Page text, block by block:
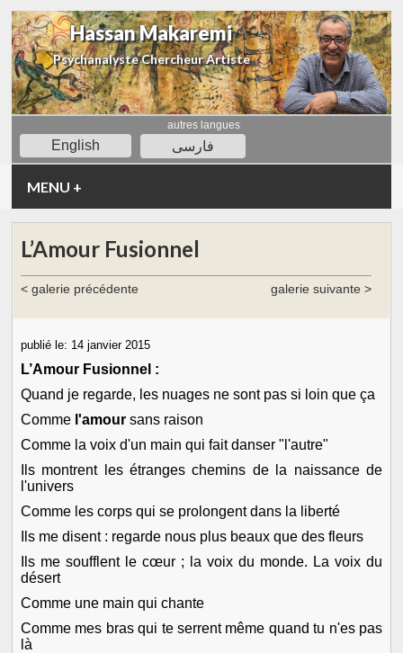
Hassan Makaremi
Psychanalyste Chercheur Artiste
autres langues
English فارسی
MENU +
L’Amour Fusionnel
< galerie précédente galerie suivante >
publié le: 14 janvier 2015
L’Amour Fusionnel :
Quand je regarde, les nuages ne sont pas si loin que ça
Comme l'amoursans raison
Comme la voix d'un main qui fait danser "l'autre"
Ils montrent les étranges chemins de la naissance de
l'univers
Comme les corps qui se prolongent dans la liberté
Ils me disent : regarde nous plus beaux que des fleurs
Ils me soufflent le cœur ; la voix du monde. La voix du
désert
Comme une main qui chante
Comme mes bras qui te serrent même quand tu n'es pas
là